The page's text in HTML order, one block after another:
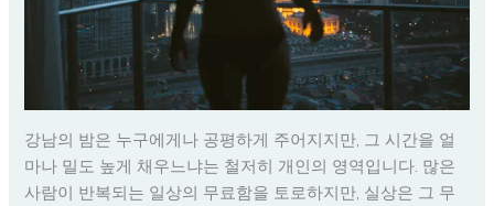
강남의 밤은 누구에게나 공평하게 주어지지만, 그 시간을 얼
마나 밀도 높게 채우느냐는 철저히 개인의 영역입니다. 많은
사람이 반복되는 일상의 무료함을 토로하지만, 실상은 그 무